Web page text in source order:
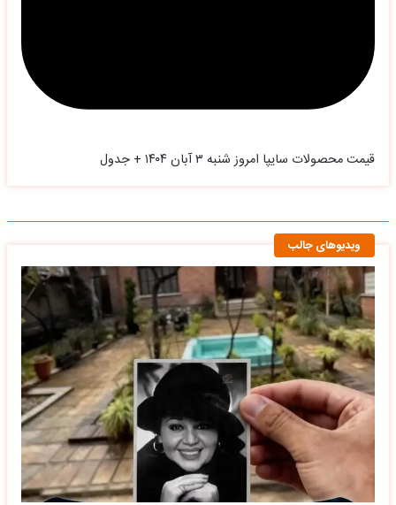
قیمت محصولات سایپا امروز شنبه ۳ آبان ۱۴۰۴ + جدول
ویدیوهای جالب